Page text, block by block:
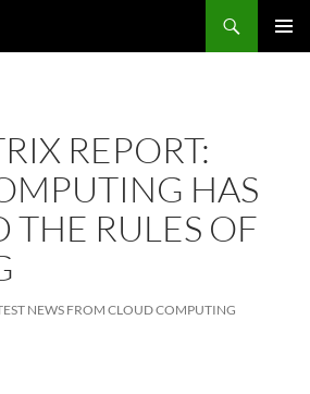
REPORT:
HAS
THE RULES OF
NEWS FROM CLOUD COMPUTING